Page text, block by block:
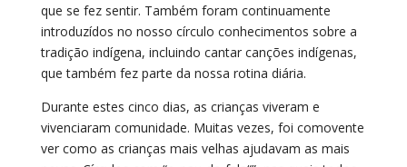
que se fez sentir. Também foram continuamente
introduzídos no nosso círculo conhecimentos sobre a
tradição indígena, incluindo cantar canções indígenas,
que também fez parte da nossa rotina diária.
Durante estes cinco dias, as crianças viveram e
vivenciaram comunidade. Muitas vezes, foi comovente
ver como as crianças mais velhas ajudavam as mais